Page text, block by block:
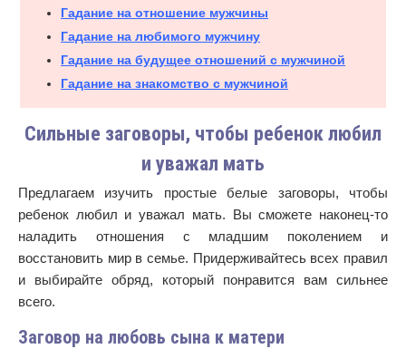
Гадание на отношение мужчины
Гадание на любимого мужчину
Гадание на будущее отношений с мужчиной
Гадание на знакомство с мужчиной
Сильные заговоры, чтобы ребенок любил
и уважал мать
Предлагаем изучить простые белые заговоры, чтобы
ребенок любил и уважал мать. Вы сможете наконец-то
наладить отношения с младшим поколением и
восстановить мир в семье. Придерживайтесь всех правил
и выбирайте обряд, который понравится вам сильнее
всего.
Заговор на любовь сына к матери